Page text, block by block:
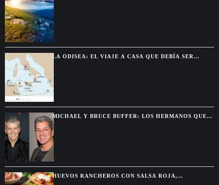
LA ODISEA: EL VIAJE A CASA QUE DEBÍA SER
MICHAEL Y BRUCE BUFFER: LOS HERMANOS QUE
SE DESCUBRIERON GRACIAS A UNA PELEA POR
TELEVISIÓN
HUEVOS RANCHEROS CON SALSA ROJA,
TORTILLAS DORADAS Y SABOR DE DESAYUNO